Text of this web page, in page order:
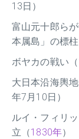
13日）
富山元十郎ら
本属島」の標
ボヤカの戦い（
大日本沿海輿
年7月10日）
ルイ・フィリ
立（1830年）